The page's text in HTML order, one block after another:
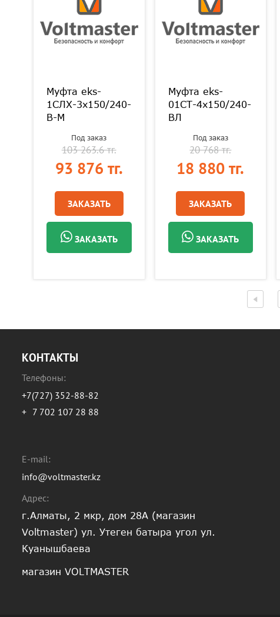
Муфта eks-
1СЛХ-3х150/240-
В-М
Под заказ
103 263.6 тг.
93 876 тг.
ЗАКАЗАТЬ
ЗАКАЗАТЬ
Муфта eks-
01СТ-4х150/240-
ВЛ
Под заказ
20 768 тг.
18 880 тг.
ЗАКАЗАТЬ
ЗАКАЗАТЬ
КОНТАКТЫ
Телефоны:
+7(727) 352-88-82
+ 7 702 107 28 88
E-mail:
info@voltmaster.kz
Адрес:
г.Алматы, 2 мкр, дом 28А (магазин
Voltmaster) ул. Утеген батыра угол ул.
Куанышбаева
магазин VOLTMASTER